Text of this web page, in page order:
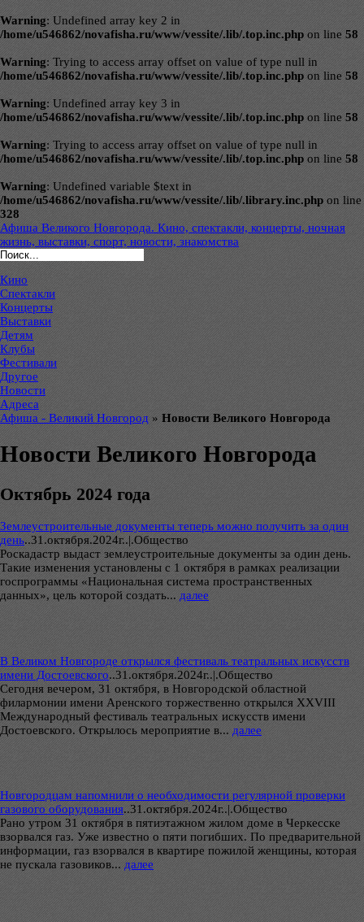
Warning: Undefined array key 2 in
/home/u546862/novafisha.ru/www/vessite/.lib/.top.inc.php on line 58
Warning: Trying to access array offset on value of type null in
/home/u546862/novafisha.ru/www/vessite/.lib/.top.inc.php on line 58
Warning: Undefined array key 3 in
/home/u546862/novafisha.ru/www/vessite/.lib/.top.inc.php on line 58
Warning: Trying to access array offset on value of type null in
/home/u546862/novafisha.ru/www/vessite/.lib/.top.inc.php on line 58
Warning: Undefined variable $text in
/home/u546862/novafisha.ru/www/vessite/.lib/.library.inc.php on line
328
Афиша Великого Новгорода. Кино, спектакли, концерты, ночная
жизнь, выставки, спорт, новости, знакомства
Кино
Спектакли
Концерты
Выставки
Детям
Клубы
Фестивали
Другое
Новости
Адреса
Афиша - Великий Новгород » Новости Великого Новгорода
Новости Великого Новгорода
Октябрь 2024 года
Землеустроительные документы теперь можно получить за один
день..31.октября.2024г..|.Общество
Роскадастр выдаст землеустроительные документы за один день.
Такие изменения установлены с 1 октября в рамках реализации
госпрограммы «Национальная система пространственных
данных», цель которой создать... далее
В Великом Новгороде открылся фестиваль театральных искусств
имени Достоевского..31.октября.2024г..|.Общество
Сегодня вечером, 31 октября, в Новгородской областной
филармонии имени Аренского торжественно открылся XXVIII
Международный фестиваль театральных искусств имени
Достоевского. Открылось мероприятие в... далее
Новгородцам напомнили о необходимости регулярной проверки
газового оборудования..31.октября.2024г..|.Общество
Рано утром 31 октября в пятиэтажном жилом доме в Черкесске
взорвался газ. Уже известно о пяти погибших. По предварительной
информации, газ взорвался в квартире пожилой женщины, которая
не пускала газовиков... далее